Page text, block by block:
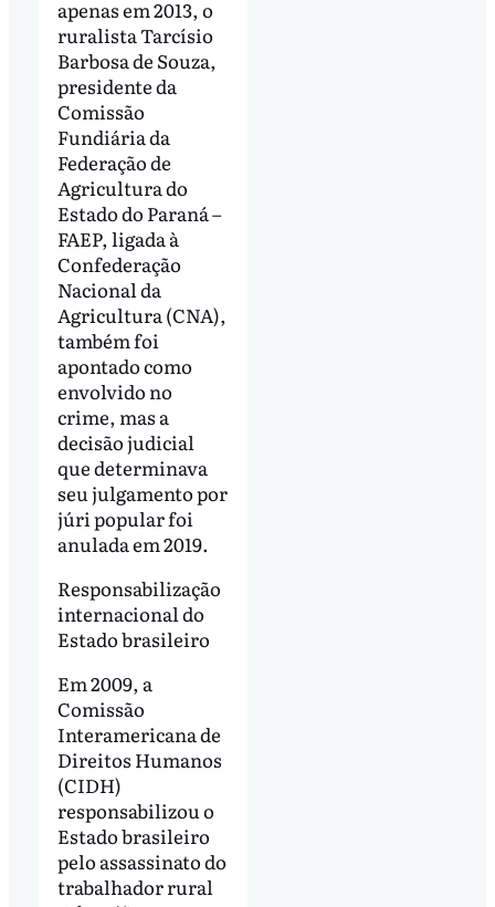
apenas em 2013, o
ruralista Tarcísio
Barbosa de Souza,
presidente da
Comissão
Fundiária da
Federação de
Agricultura do
Estado do Paraná –
FAEP, ligada à
Confederação
Nacional da
Agricultura (CNA),
também foi
apontado como
envolvido no
crime, mas a
decisão judicial
que determinava
seu julgamento por
júri popular foi
anulada em 2019.
Responsabilização
internacional do
Estado brasileiro
Em 2009, a
Comissão
Interamericana de
Direitos Humanos
(CIDH)
responsabilizou o
Estado brasileiro
pelo assassinato do
trabalhador rural